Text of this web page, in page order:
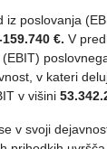
iz poslovanja
159.740 €. V
v kateri
v višini
v svoji